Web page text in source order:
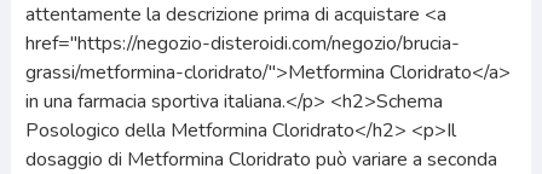
attentamente la descrizione prima di acquistare <a
href="https://negozio-disteroidi.com/negozio/brucia-
grassi/metformina-cloridrato/">Metformina Cloridrato</a>
in una farmacia sportiva italiana.</p> <h2>Schema
Posologico della Metformina Cloridrato</h2> <p>Il
dosaggio di Metformina Cloridrato può variare a seconda